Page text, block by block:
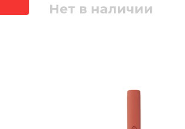
Нет в наличии